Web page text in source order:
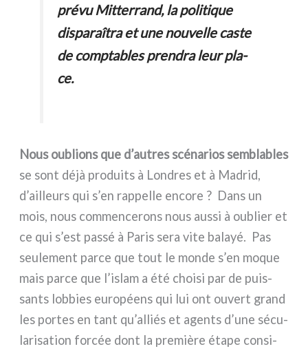
pré­vu Mitterrand, la poli­ti­que
dispa­raî­tra et une nou­vel­le caste
de comp­ta­bles pren­dra leur pla­
ce.
Nous oublions que d’autres scé­na­rios sem­bla­bles
se sont déjà pro­dui­ts à Londres et à Madrid,
d’ailleurs qui s’en rap­pel­le enco­re ? Dans un
mois, nous com­men­ce­rons nous aus­si à oublier et
ce qui s’est pas­sé à Paris sera vite balayé. Pas
seu­le­ment par­ce que tout le mon­de s’en moque
mais par­ce que l’islam a été choi­si par de puis­
san­ts lob­bies euro­péens qui lui ont ouvert grand
les por­tes en tant qu’alliés et agen­ts d’une sécu­
la­ri­sa­tion for­cée dont la pre­miè­re éta­pe con­si­